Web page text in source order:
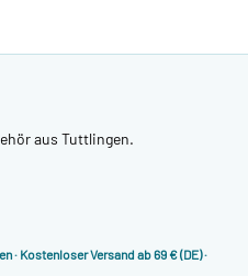
aus Tuttlingen.
· Kostenloser Versand ab 69 € (DE) ·